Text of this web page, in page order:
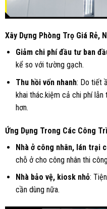
Xây Dựng Phòng Trọ Giá Rẻ,
Giảm chi phí đầu tư ban
kể so với tường gạch.
Thu hồi vốn nhanh: Do tiết
khai thác.kiệm cả chi phí lẫn
hơn.
Ứng Dụng Trong Các Công
Nhà ở công nhân, lán trại
chỗ ở cho công nhân thi
Nhà bảo vệ, kiosk nhỏ:
cần dùng nữa.